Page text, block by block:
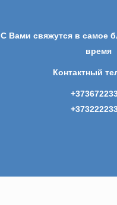
С Вами свяжутся в самое
время
Контактный